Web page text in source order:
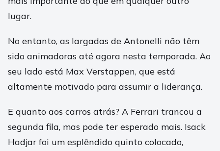
lugar.
No entanto, as largadas de Antonelli não têm
sido animadoras até agora nesta temporada. Ao
seu lado está Max Verstappen, que está
altamente motivado para assumir a liderança.
E quanto aos carros atrás? A Ferrari trancou a
segunda fila, mas pode ter esperado mais. Isack
Hadjar foi um esplêndido quinto colocado,